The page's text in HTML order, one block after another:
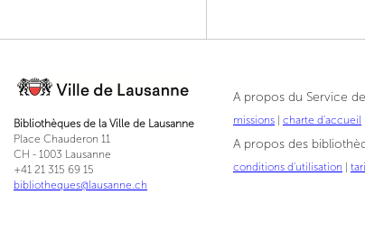
Bibliothèques de la Ville de Lausanne
Place Chauderon 11
CH - 1003 Lausanne
+41 21 315 69 15
bibliotheques@lausanne.ch
A propos du Service
missions charte d'accueil
A propos des
conditions d'utilisation